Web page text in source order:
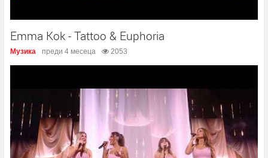
Emma Kok - Tattoo & Euphoria
Музика преди 4 месеца 2053